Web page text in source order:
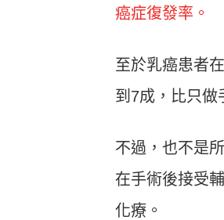
癌症復發率。
至於乳癌患者
到7成，比只做
不過，也不是
在手術後接受
化療。